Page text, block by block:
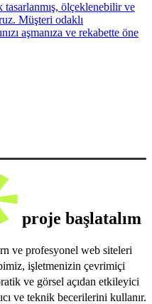
ölçeklenebilir ve
Müşteri odaklı
aşmanıza ve rekabette öne
proje başlatalım
ve profesyonel web siteleri
işletmenizin çevrimiçi
ve görsel açıdan etkileyici
ve teknik becerilerini kullanır.